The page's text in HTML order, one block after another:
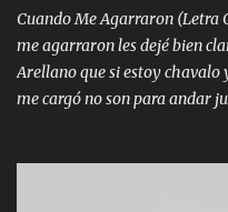
Cuando Me Agarraron (Letra
me agarraron les dejé bien
Arellano que si estoy chavalo
me cargó no son para andar